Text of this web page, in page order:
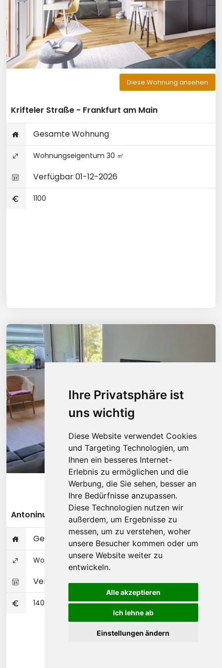
Ihre Privatsphäre ist
uns wichtig
Diese Website verwendet Cookies
und Targeting Technologien, um
Ihnen ein besseres Internet-
Erlebnis zu ermöglichen und die
Werbung, die Sie sehen, besser an
Ihre Bedürfnisse anzupassen.
Diese Technologien nutzen wir
außerdem, um Ergebnisse zu
messen, um zu verstehen, woher
unsere Besucher kommen oder um
unsere Website weiter zu
entwickeln.
Alle akzeptieren
Ich lehne ab
Einstellungen ändern
Diese Wohnung ansehen
Krifteler Straße - Frankfurt am Main
Gesamte Wohnung
Wohnungseigentum 30 ㎡
Verfügbar 01-12-2026
1100
Diese Wohnung ansehen
Antoninusstraße - Frankfurt am Main
Gesamte Wohnung
Wohnungseigentum 65 ㎡
Verfügbar 01-10-2026
1400